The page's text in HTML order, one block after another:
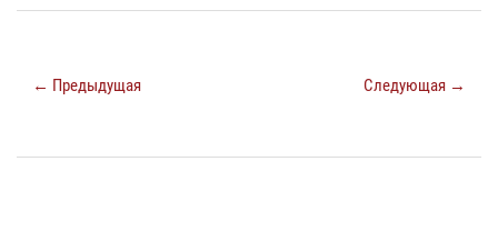
← Предыдущая Следующая →